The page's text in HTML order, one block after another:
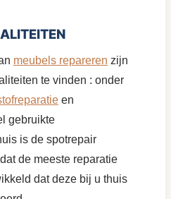
meubels repareren zijn
te vinden : onder
en
gebruikte
is de spotrepair
de meeste reparatie
dat deze bij u thuis